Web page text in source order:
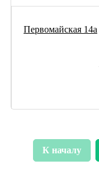
Первомайская 14а
К началу